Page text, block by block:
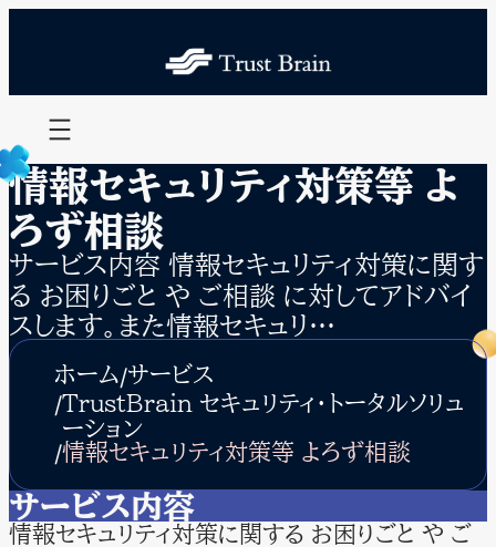
キ
情報セキュリティ対策等 よ
ろず相談
サービス内容 情報セキュリティ対策に関す
る お困りごと や ご相談 に対してアドバイ
スします。また情報セキュリ…
ホーム サービス
TrustBrain セキュリティ・トータルソリュ
ーション
情報セキュリティ対策等 よろず相談
サービス内容
情報セキュリティ対策に関する お困りごと や ご